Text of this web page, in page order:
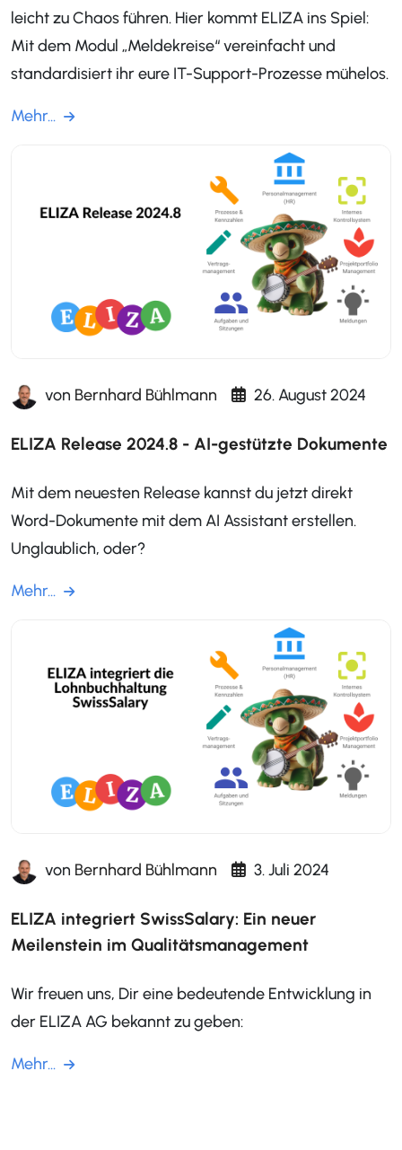
leicht zu Chaos führen. Hier kommt ELIZA ins Spiel:
Mit dem Modul „Meldekreise“ vereinfacht und
standardisiert ihr eure IT-Support-Prozesse mühelos.
Mehr...
von Bernhard Bühlmann 26. August 2024
ELIZA Release 2024.8 - AI-gestützte Dokumente
Mit dem neuesten Release kannst du jetzt direkt
Word-Dokumente mit dem AI Assistant erstellen.
Unglaublich, oder?
Mehr...
von Bernhard Bühlmann 3. Juli 2024
ELIZA integriert SwissSalary: Ein neuer
Meilenstein im Qualitätsmanagement
Wir freuen uns, Dir eine bedeutende Entwicklung in
der ELIZA AG bekannt zu geben:
Mehr...